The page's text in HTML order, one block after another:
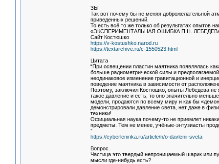
ЗЫ
Так вот почему бы не меняя доброжелательной
приведенных решений.
То есть всё то же только об результатах опытов
«ЭКСПЕРИМЕНТАЛЬНАЯ ОШИБКА П.Н.
Сайт Костюшко
https://v-kostushko.narod.ru
https://textarchive.ru/c-1550523.html
Цитата
“При освещении пластин маятника появлялась
больше радиометрической силы и
неодинаковое изменение гравитационной и
поведение маятника в зависимости от
Поэтому, заключил Костюшко, опыты Лебедева не
такое давление и есть, то оно значительно
модели, продаются по всему миру и как бы
демонстрировали давление света, нет даже в
техники!
Официальная наука почему-то не приемлет
предметы. Тем не менее, учёные-энтузиасты
”
https://cyberleninka.ru/article/n/o-davlenii-sveta
Вопрос.
Частица это твердый непроницаемый шарик или
мысли где-нибудь есть?